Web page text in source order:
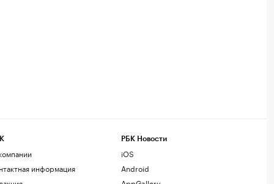
информация
РБК Новости
iOS
Android